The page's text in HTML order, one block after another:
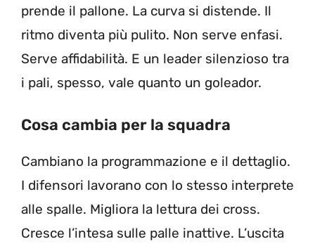
prende il pallone. La curva si distende. Il
ritmo diventa più pulito. Non serve enfasi.
Serve affidabilità. E un leader silenzioso tra
i pali, spesso, vale quanto un goleador.
Cosa cambia per la squadra
Cambiano la programmazione e il dettaglio.
I difensori lavorano con lo stesso interprete
alle spalle. Migliora la lettura dei cross.
Cresce l’intesa sulle palle inattive. L’uscita